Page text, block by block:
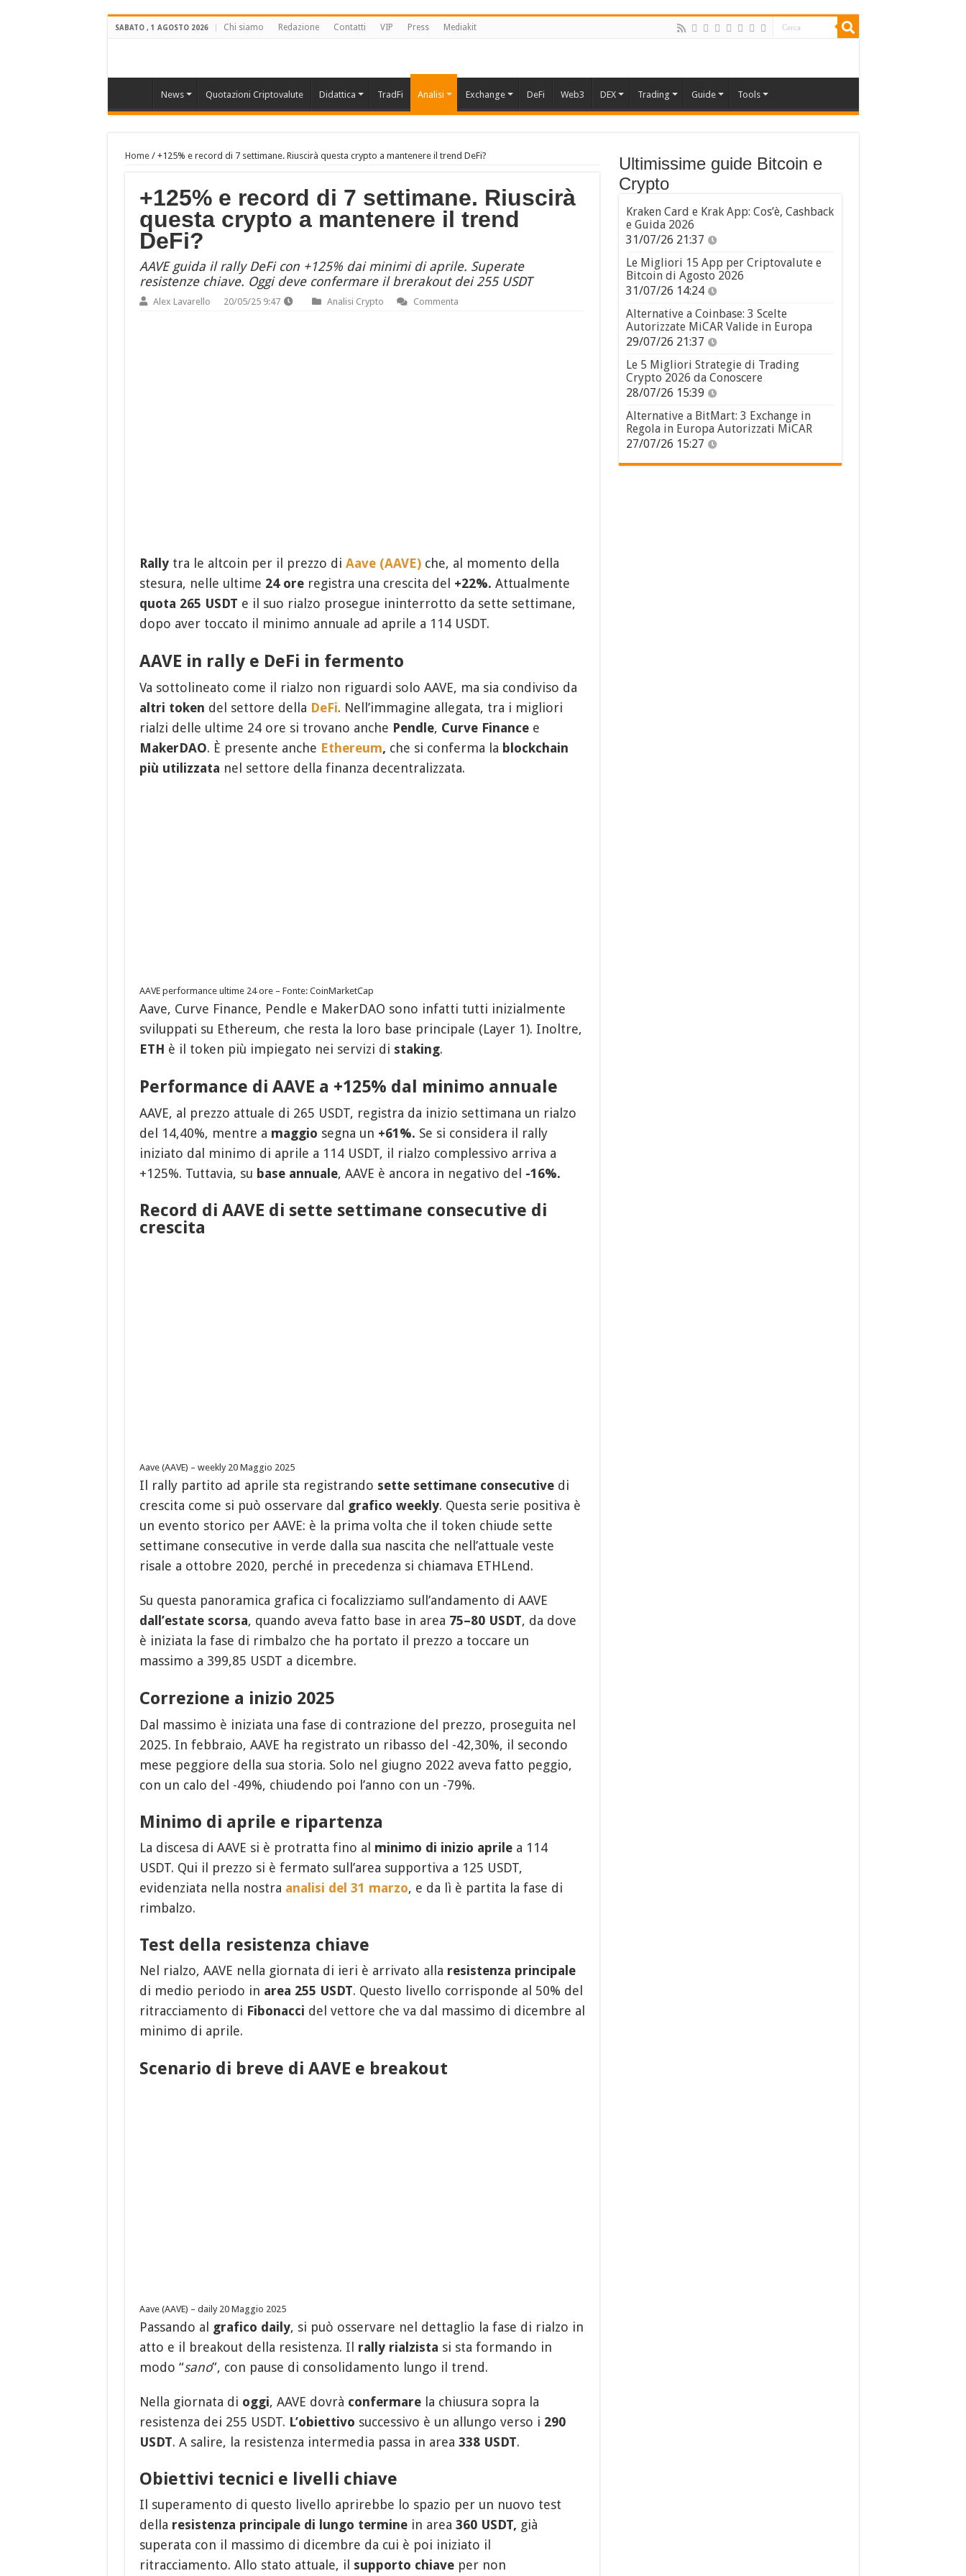
SABATO , 1 AGOSTO 2026 Chi siamo Redazione Contatti VIP Press Mediakit
News Quotazioni Criptovalute Didattica TradFi Analisi Exchange DeFi Web3 DEX Trading Guide Tools
Home/ +125% e record di 7 settimane. Riuscirà questa crypto a mantenere il trend DeFi?
+125% e record di 7 settimane. Riuscirà
questa crypto a mantenere il trend
DeFi?
AAVE guida il rally DeFi con +125% dai minimi di aprile. Superate
resistenze chiave. Oggi deve confermare il brerakout dei 255 USDT
Alex Lavarello 20/05/25 9:47 Analisi Crypto Commenta
Rally tra le altcoin per il prezzo di Aave (AAVE)che, al momento della
stesura, nelle ultime 24 oreregistra una crescita del +22%. Attualmente
quota 265 USDT e il suo rialzo prosegue ininterrotto da sette settimane,
dopo aver toccato il minimo annuale ad aprile a 114 USDT.
AAVE in rally e DeFi in fermento
Va sottolineato come il rialzo non riguardi solo AAVE, ma sia condiviso da
altri token del settore della DeFi. Nell’immagine allegata, tra i migliori
rialzi delle ultime 24 ore si trovano anche Pendle, Curve Financee
MakerDAO. È presente anche Ethereum, che si conferma la blockchain
più utilizzata nel settore della finanza decentralizzata.
AAVE performance ultime 24 ore – Fonte: CoinMarketCap
Aave, Curve Finance, Pendle e MakerDAO sono infatti tutti inizialmente
sviluppati su Ethereum, che resta la loro base principale (Layer 1). Inoltre,
ETH è il token più impiegato nei servizi di staking.
Performance di AAVE a +125% dal minimo annuale
AAVE, al prezzo attuale di 265 USDT, registra da inizio settimana un rialzo
del 14,40%, mentre a maggio segna un +61%. Se si considera il rally
iniziato dal minimo di aprile a 114 USDT, il rialzo complessivo arriva a
+125%. Tuttavia, su base annuale, AAVE è ancora in negativo del -16%.
Record di AAVE di sette settimane consecutive di
crescita
Aave (AAVE) – weekly 20 Maggio 2025
Il rally partito ad aprile sta registrando sette settimane consecutivedi
crescita come si può osservare dal grafico weekly. Questa serie positiva è
un evento storico per AAVE: è la prima volta che il token chiude sette
settimane consecutive in verde dalla sua nascita che nell’attuale veste
risale a ottobre 2020, perché in precedenza si chiamava ETHLend.
Su questa panoramica grafica ci focalizziamo sull’andamento di AAVE
dall’estate scorsa, quando aveva fatto base in area 75–80 USDT, da dove
è iniziata la fase di rimbalzo che ha portato il prezzo a toccare un
massimo a 399,85 USDT a dicembre.
Correzione a inizio 2025
Dal massimo è iniziata una fase di contrazione del prezzo, proseguita nel
2025. In febbraio, AAVE ha registrato un ribasso del -42,30%, il secondo
mese peggiore della sua storia. Solo nel giugno 2022 aveva fatto peggio,
con un calo del -49%, chiudendo poi l’anno con un -79%.
Minimo di aprile e ripartenza
La discesa di AAVE si è protratta fino al minimo di inizio aprilea 114
USDT. Qui il prezzo si è fermato sull’area supportiva a 125 USDT,
evidenziata nella nostra analisi del 31 marzo, e da lì è partita la fase di
rimbalzo.
Test della resistenza chiave
Nel rialzo, AAVE nella giornata di ieri è arrivato alla resistenza principale
di medio periodo in area 255 USDT. Questo livello corrisponde al 50% del
ritracciamento di Fibonacci del vettore che va dal massimo di dicembre al
minimo di aprile.
Scenario di breve di AAVE e breakout
Aave (AAVE) – daily 20 Maggio 2025
Passando al grafico daily, si può osservare nel dettaglio la fase di rialzo in
atto e il breakout della resistenza. Il rally rialzista si sta formando in
modo “sano”, con pause di consolidamento lungo il trend.
Nella giornata di oggi, AAVE dovrà confermarela chiusura sopra la
resistenza dei 255 USDT. L’obiettivo successivo è un allungo verso i 290
USDT. A salire, la resistenza intermedia passa in area 338 USDT.
Obiettivi tecnici e livelli chiave
Il superamento di questo livello aprirebbe lo spazio per un nuovo test
della resistenza principale di lungo terminein area 360 USDT, già
superata con il massimo di dicembre da cui è poi iniziato il
ritracciamento. Allo stato attuale, il supporto chiaveper non
Ultimissime guide Bitcoin e
Crypto
Kraken Card e Krak App: Cos’è, Cashback
e Guida 2026
31/07/26 21:37
Le Migliori 15 App per Criptovalute e
Bitcoin di Agosto 2026
31/07/26 14:24
Alternative a Coinbase: 3 Scelte
Autorizzate MiCAR Valide in Europa
29/07/26 21:37
Le 5 Migliori Strategie di Trading
Crypto 2026 da Conoscere
28/07/26 15:39
Alternative a BitMart: 3 Exchange in
Regola in Europa Autorizzati MiCAR
27/07/26 15:27